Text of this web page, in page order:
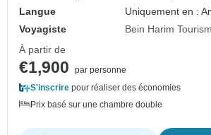
Langue
Uniquement en :
Voyagiste
Bein Harim
À partir de
€1,900
par personne
S'inscrire pour réaliser des économies
Prix basé sur une chambre double